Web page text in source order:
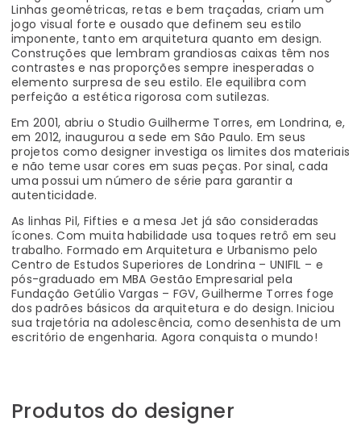
Linhas geométricas, retas e bem traçadas, criam um
jogo visual forte e ousado que definem seu estilo
imponente, tanto em arquitetura quanto em design.
Construções que lembram grandiosas caixas têm nos
contrastes e nas proporções sempre inesperadas o
elemento surpresa de seu estilo. Ele equilibra com
perfeição a estética rigorosa com sutilezas.
Em 2001, abriu o Studio Guilherme Torres, em Londrina, e,
em 2012, inaugurou a sede em São Paulo. Em seus
projetos como designer investiga os limites dos materiais
e não teme usar cores em suas peças. Por sinal, cada
uma possui um número de série para garantir a
autenticidade.
As linhas Pil, Fifties e a mesa Jet já são consideradas
ícones. Com muita habilidade usa toques retrô em seu
trabalho. Formado em Arquitetura e Urbanismo pelo
Centro de Estudos Superiores de Londrina – UNIFIL – e
pós-graduado em MBA Gestão Empresarial pela
Fundação Getúlio Vargas – FGV, Guilherme Torres foge
dos padrões básicos da arquitetura e do design. Iniciou
sua trajetória na adolescência, como desenhista de um
escritório de engenharia. Agora conquista o mundo!
Produtos do designer